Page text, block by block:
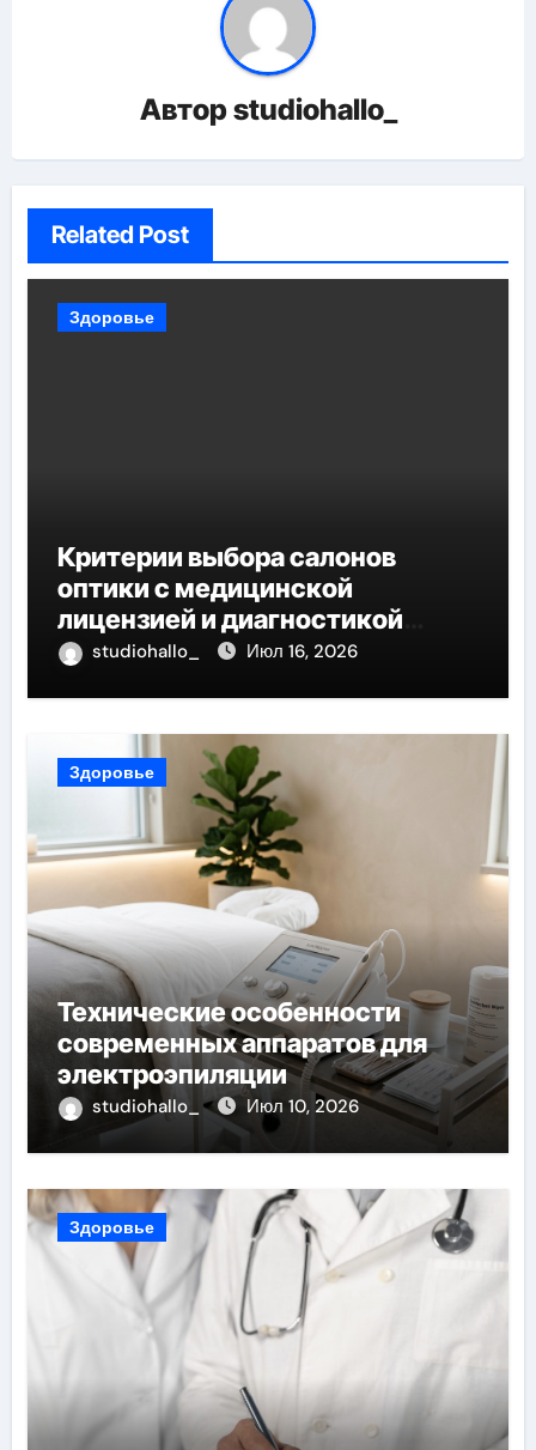
Авторstudiohallo_
Related Post
Здоровье
Критерии выбора салонов
оптики с медицинской
лицензией и диагностикой
зрения
studiohallo_ Июл 16, 2026
Здоровье
Технические особенности
современных аппаратов для
электроэпиляции
studiohallo_ Июл 10, 2026
Здоровье